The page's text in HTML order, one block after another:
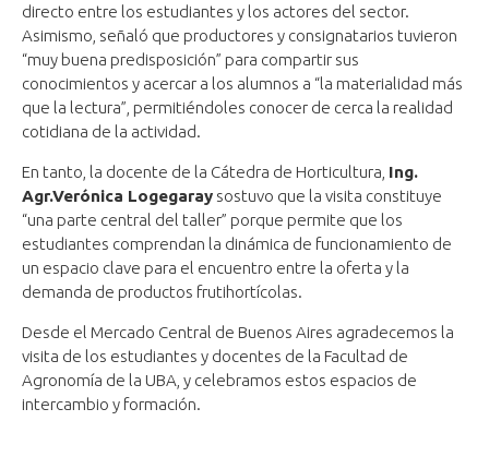
directo entre los estudiantes y los actores del sector.
Asimismo, señaló que productores y consignatarios tuvieron
“muy buena predisposición” para compartir sus
conocimientos y acercar a los alumnos a “la materialidad más
que la lectura”, permitiéndoles conocer de cerca la realidad
cotidiana de la actividad.
En tanto, la docente de la Cátedra de Horticultura, Ing.
Agr.Verónica Logegaray sostuvo que la visita constituye
“una parte central del taller” porque permite que los
estudiantes comprendan la dinámica de funcionamiento de
un espacio clave para el encuentro entre la oferta y la
demanda de productos frutihortícolas.
Desde el Mercado Central de Buenos Aires agradecemos la
visita de los estudiantes y docentes de la Facultad de
Agronomía de la UBA, y celebramos estos espacios de
intercambio y formación.